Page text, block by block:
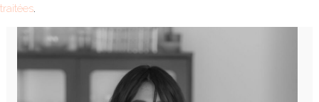
traitées.